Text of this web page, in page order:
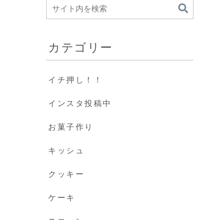
カテゴリー
イチ押し！！
インスタ投稿中
お菓子作り
キッシュ
クッキー
ケーキ